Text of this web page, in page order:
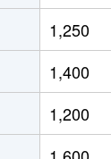
1,250
1,400
1,200